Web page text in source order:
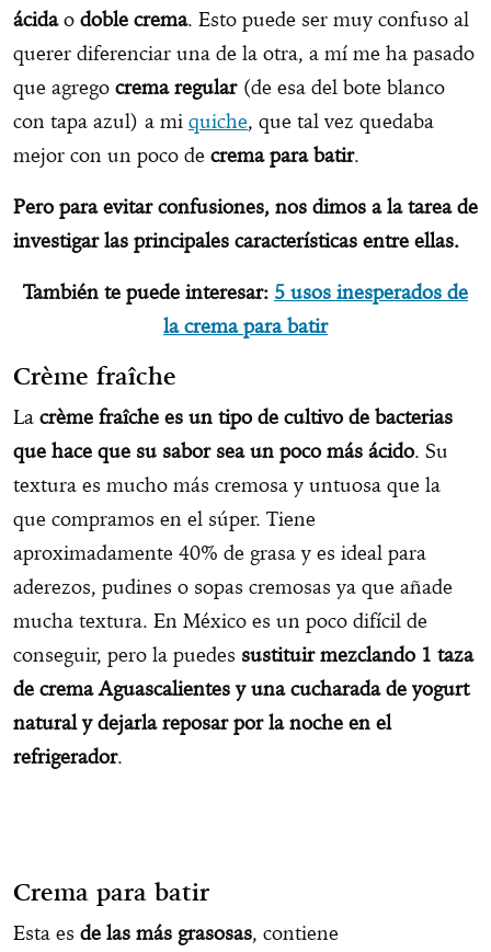
ácidao doble crema. Esto puede ser muy confuso al
querer diferenciar una de la otra, a mí me ha pasado
que agrego crema regular(de esa del bote blanco
con tapa azul) a mi quiche, que tal vez quedaba
mejor con un poco de crema para batir.
Pero para evitar confusiones, nos dimos a la tarea de
investigar las principales características entre ellas.
También te puede interesar: 5 usos inesperados de
la crema para batir
Crème fraîche
La crème fraîche es un tipo de cultivo de bacterias
que hace que su sabor sea un poco más ácido. Su
textura es mucho más cremosa y untuosa que la
que compramos en el súper. Tiene
aproximadamente 40% de grasa y es ideal para
aderezos, pudines o sopas cremosas ya que añade
mucha textura. En México es un poco difícil de
conseguir, pero la puedes sustituir mezclando 1 taza
de crema Aguascalientes y una cucharada de yogurt
natural y dejarla reposar por la noche en el
refrigerador.
Crema para batir
Esta es de las más grasosas, contiene